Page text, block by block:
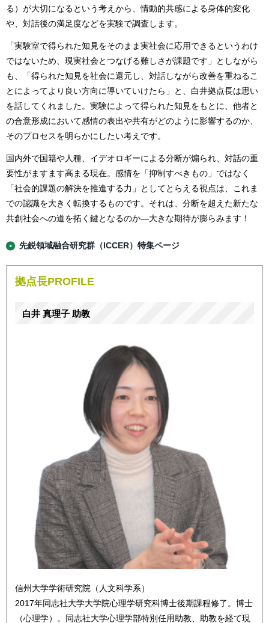
る）が大切になるという考えから、情動的共感による身体的変化
や、対話後の満足度などを実験で調査します。
「実験室で得られた知見をそのまま実社会に応用できるというわけ
ではないため、現実社会とつなげる難しさが課題です」としながら
も、「得られた知見を社会に還元し、対話しながら改善を重ねるこ
とによってより良い方向に導いていけたら」と、白井拠点長は思い
を話してくれました。実験によって得られた知見をもとに、他者と
の合意形成において感情の表出や共有がどのように影響するのか、
そのプロセスを明らかにしたい考えです。
国内外で国籍や人種、イデオロギーによる分断が煽られ、対話の重
要性がますます高まる現在。感情を「抑制すべきもの」ではなく
「社会的課題の解決を推進する力」としてとらえる視点は、これま
での認識を大きく転換するものです。それは、分断を超えた新たな
共創社会への道を拓く鍵となるのか―大きな期待が膨らみます！
先鋭領域融合研究群（ICCER）特集ページ
拠点長PROFILE
白井 真理子 助教
信州大学学術研究院（人文科学系）
2017年同志社大学大学院心理学研究科博士後期課程修了。博士
（心理学）。同志社大学心理学部特別任用助教、助教を経て現